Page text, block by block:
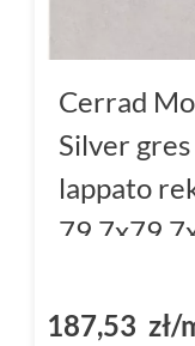
Cerrad
Silver
lappato
187,53 zł/